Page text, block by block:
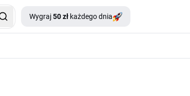
Wygraj50 zł każdego dnia